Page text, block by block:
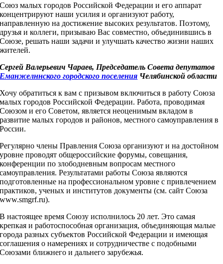
Союз малых городов Российской Федерации и его аппарат
концентрируют наши усилия и организуют работу,
направленную на достижение высоких результатов. Поэтому,
друзья и коллеги, призываю Вас совместно, объединившись в
Союзе, решать наши задачи и улучшать качество жизни наших
жителей.
Сергей Валерьевич Чараев, Председатель Совета депутатов
Еманжелннского городского поселения Челябинской области
Хочу обратиться к вам с призывом включиться в работу Союза
малых городов Российской Федерации. Работа, проводимая
Союзом и его Советом, является неоценимым вкладом в
развитие малых городов и районов, местного самоуправления в
России.
Регулярно члены Правления Союза организуют и на достойном
уровне проводят общероссийские форумы, совещания,
конференции по злободневным вопросам местного
самоуправления. Результатами работы Союза являются
подготовленные на профессиональном уровне с привлечением
практиков, ученых и институтов документы (см. сайт Союза
www.smgrf.ru).
В настоящее время Союзу исполнилось 20 лет. Это самая
крепкая и работоспособная организация, объединяющая малые
города разных субъектов Российской Федерации и имеющая
соглашения о намерениях и сотрудничестве с подобными
Союзами ближнего и дальнего зарубежья.